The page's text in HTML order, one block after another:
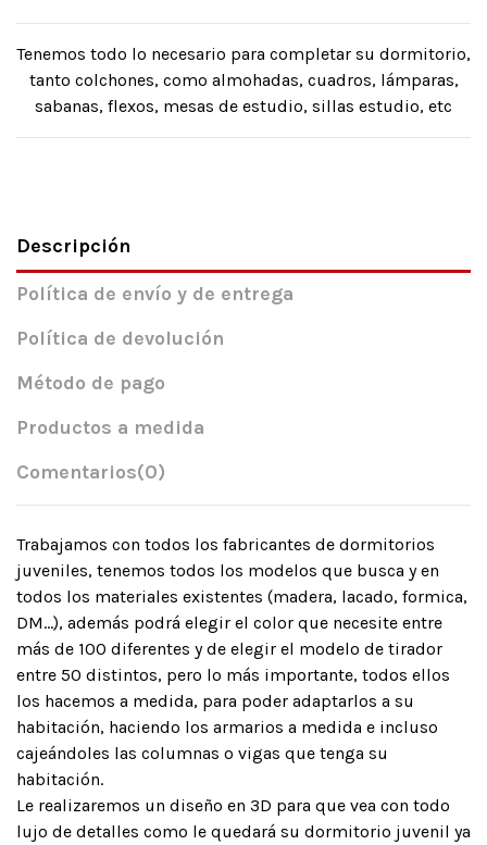
Tenemos todo lo necesario para completar su dormitorio,
tanto colchones, como almohadas, cuadros, lámparas,
sabanas, flexos, mesas de estudio, sillas estudio, etc
Descripción
Política de envío y de entrega
Política de devolución
Método de pago
Productos a medida
Comentarios(0)
Trabajamos con todos los fabricantes de dormitorios
juveniles, tenemos todos los modelos que busca y en
todos los materiales existentes (madera, lacado, formica,
DM…), además podrá elegir el color que necesite entre
más de 100 diferentes y de elegir el modelo de tirador
entre 50 distintos, pero lo más importante, todos ellos
los hacemos a medida, para poder adaptarlos a su
habitación, haciendo los armarios a medida e incluso
cajeándoles las columnas o vigas que tenga su
habitación.
Le realizaremos un diseño en 3D para que vea con todo
lujo de detalles como le quedará su dormitorio juvenil ya